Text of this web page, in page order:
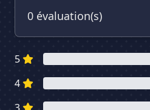
0 évaluation(s)
5
4